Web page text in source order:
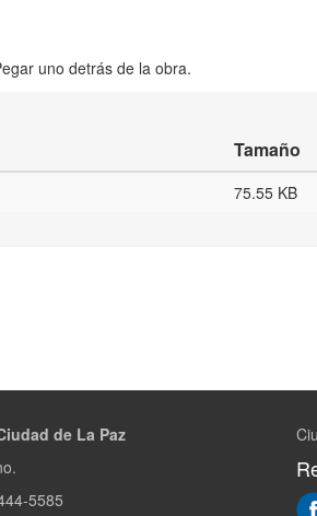
uno detrás de la obra.
Tamaño
75.55 KB
de La Paz
5585